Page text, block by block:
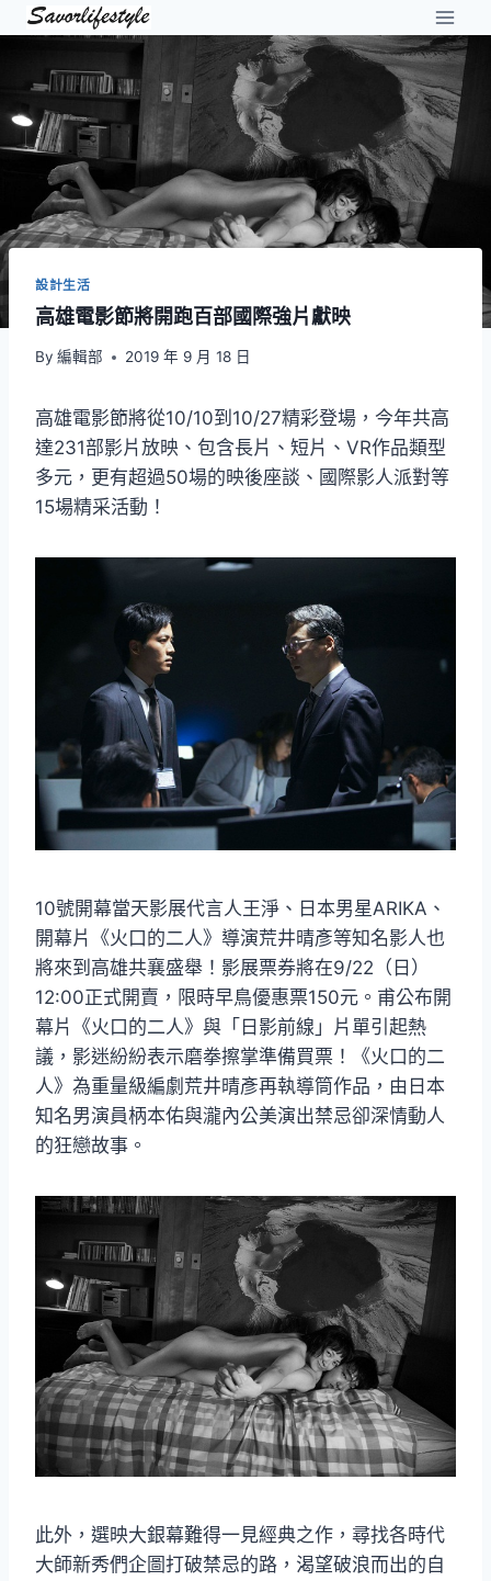
Skip
content
設計生活
高雄電影節將開跑百部國際強片獻映
By 編輯部 2019 年 9 月 18 日
高雄電影節將從10/10到10/27精彩登場，今年共高
達231部影片放映、包含長片、短片、VR作品類型
多元，更有超過50場的映後座談、國際影人派對等
15場精采活動！
10號開幕當天影展代言人王淨、日本男星ARIKA、
開幕片《火口的二人》導演荒井晴彥等知名影人也
將來到高雄共襄盛舉！影展票券將在9/22（日）
12:00正式開賣，限時早鳥優惠票150元。甫公布開
幕片《火口的二人》與「日影前線」片單引起熱
議，影迷紛紛表示磨拳擦掌準備買票！《火口的二
人》為重量級編劇荒井晴彥再執導筒作品，由日本
知名男演員柄本佑與瀧內公美演出禁忌卻深情動人
的狂戀故事。
此外，選映大銀幕難得一見經典之作，尋找各時代
大師新秀們企圖打破禁忌的路，渴望破浪而出的自